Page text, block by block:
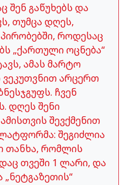
შენ გაწუხებს და
თუმცა დღეს,
როდესაც
„ქართული ოცნება“
ამას მარტო
ვეკუთვნით არცერთ
ჩვენ
დღეს შენი
შევქმენით
შეგიძლია
თანხა, რომლის
თვეში 1 ლარი, და
„ნეტგაზეთის“